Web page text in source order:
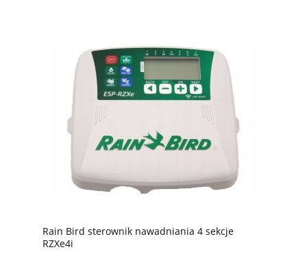
Rain Bird sterownik nawadniania 4 sekcje
RZXe4i